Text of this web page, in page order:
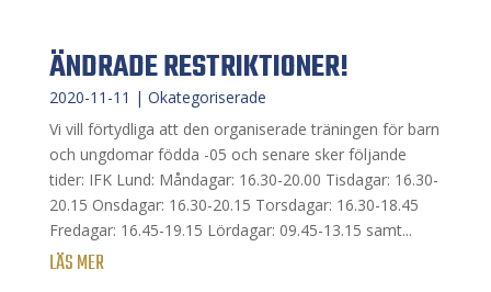
ÄNDRADE RESTRIKTIONER!
2020-11-11 | Okategoriserade
Vi vill förtydliga att den organiserade träningen för barn
och ungdomar födda -05 och senare sker följande
tider: IFK Lund: Måndagar: 16.30-20.00 Tisdagar: 16.30-
20.15 Onsdagar: 16.30-20.15 Torsdagar: 16.30-18.45
Fredagar: 16.45-19.15 Lördagar: 09.45-13.15 samt...
LÄS MER